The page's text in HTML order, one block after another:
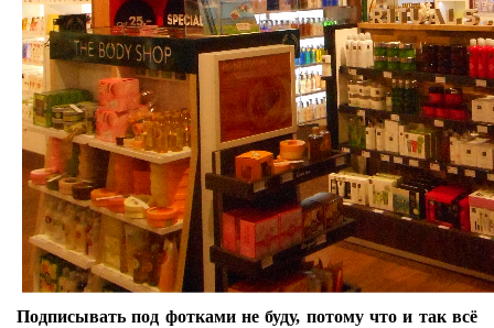
Подписывать под фотками не буду, потому что и так всё